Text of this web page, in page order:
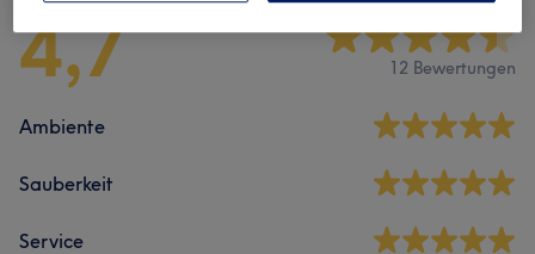
4,7 12 Bewertungen
Ambiente
Sauberkeit
Service